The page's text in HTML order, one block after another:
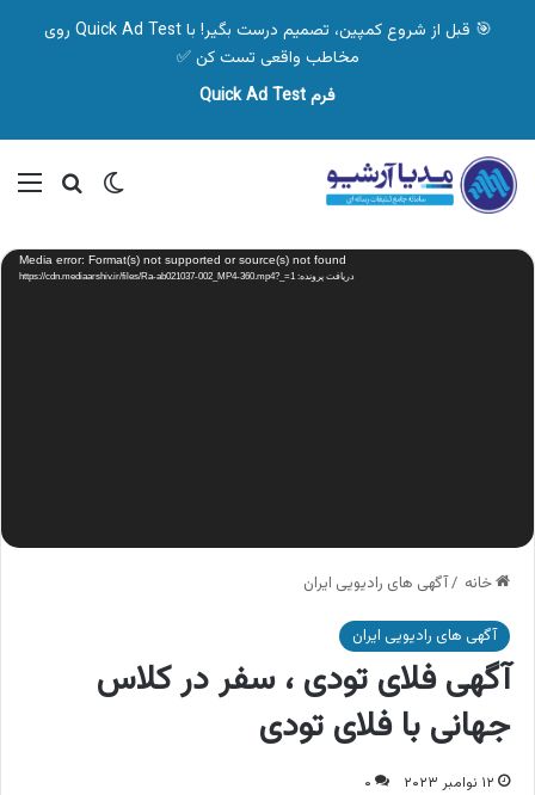
🎯 قبل از شروع کمپین، تصمیم درست بگیر! با Quick Ad Test روی
مخاطب واقعی تست کن ✅
فرم Quick Ad Test
تغییر پوسته
نمایشگر
ویدیو Media error: Format(s) not supported or source(s) not found
دریافت پرونده: https://cdn.mediaarshiv.ir/files/Ra-ab021037-002_MP4-360.mp4?_=1
خانه /آگهی های رادیویی ایران
آگهی های رادیویی ایران
آگهی فلای تودی ، سفر در کلاس
جهانی با فلای تودی
۱۲ نوامبر ۲۰۲۳ ۰